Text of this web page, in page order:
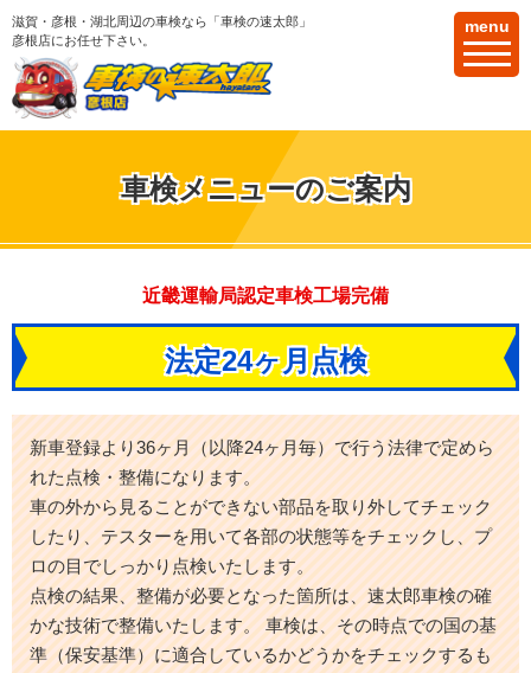
滋賀・彦根・湖北周辺の車検なら「車検の速太郎」
彦根店にお任せ下さい。
menu
車検メニューのご案内
近畿運輸局認定車検工場完備
法定24ヶ月点検
新車登録より36ヶ月（以降24ヶ月毎）で行う法律で定めら
れた点検・整備になります。
車の外から見ることができない部品を取り外してチェック
したり、テスターを用いて各部の状態等をチェックし、プ
ロの目でしっかり点検いたします。
点検の結果、整備が必要となった箇所は、速太郎車検の確
かな技術で整備いたします。 車検は、その時点での国の基
準（保安基準）に適合しているかどうかをチェックするも